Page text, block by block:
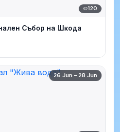
120
Събор на Шкода
26 Jun – 28 Jun